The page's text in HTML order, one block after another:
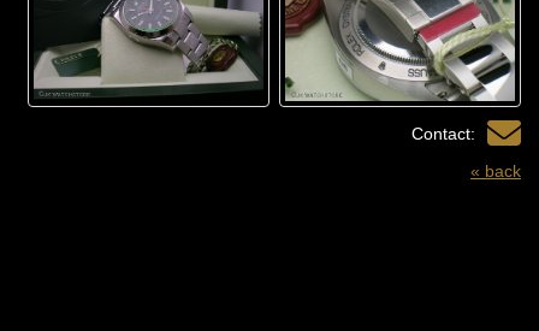
Contact:
« back